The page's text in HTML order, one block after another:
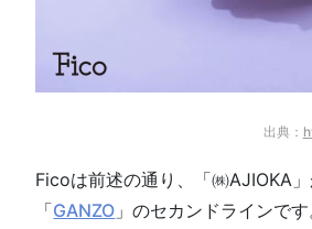
出典：
Ficoは前述の通り、「㈱AJIOKA
「GANZO 」のセカンドラインです